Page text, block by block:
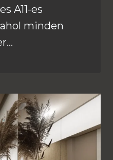
A11-es
minden